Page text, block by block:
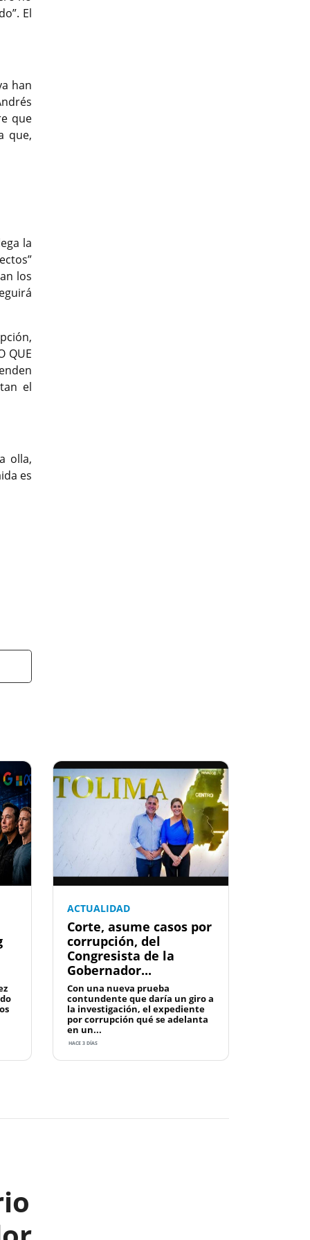
El
han
que
que,
la
los
QUE
el
olla,
es
ACTUALIDAD
Corte, asume casos por
corrupción, del
Congresista de la
Gobernador...
Con una nueva prueba
contundente que daría un giro a
la investigación, el expediente
por corrupción qué se adelanta
en un...
HACE 3 DÍAS